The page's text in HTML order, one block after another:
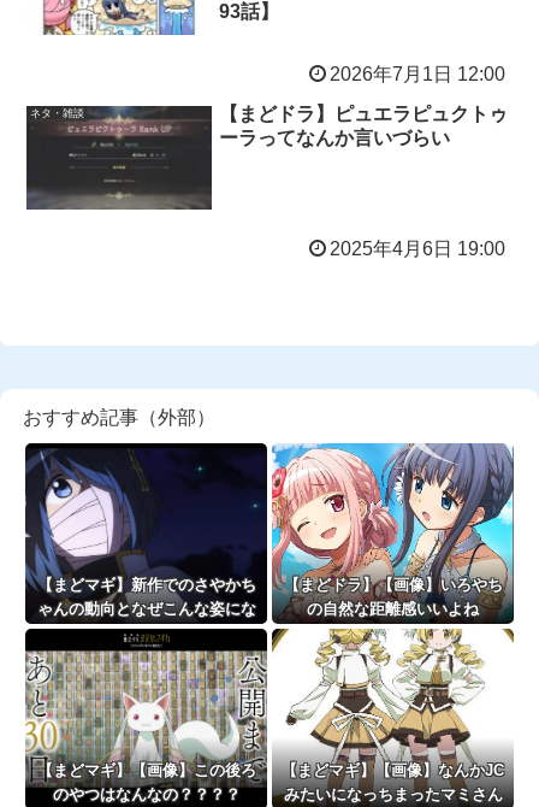
93話】
2026年7月1日 12:00
ネタ・雑談
【まどドラ】ピュエラピュクトゥ
ーラってなんか言いづらい
2025年4月6日 19:00
おすすめ記事（外部）
【まどマギ】新作でのさやかち
ゃんの動向となぜこんな姿にな
っているのかが気になる
【まどドラ】【画像】いろやち
の自然な距離感いいよね
【まどマギ】【画像】この後ろ
のやつはなんなの？？？？
【まどマギ】【画像】なんかJC
みたいになっちまったマミさん